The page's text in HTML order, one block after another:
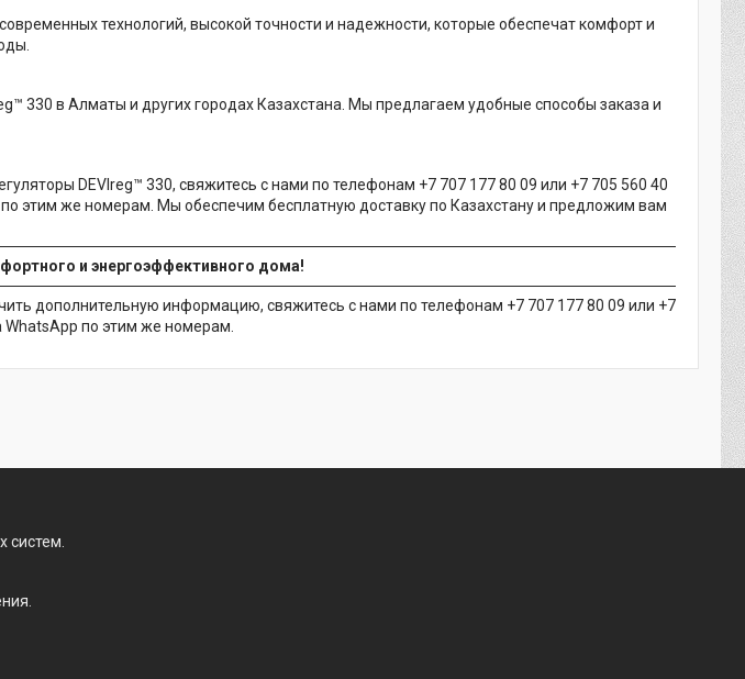
технологий, высокой точности и надежности, которые обеспечат комфорт и
330 в Алматы и других городах Казахстана. Мы предлагаем удобные способы заказа и
DEVIreg™ 330, свяжитесь с нами по телефонам +7 707 177 80 09 или +7 705 560 40
этим же номерам. Мы обеспечим бесплатную доставку по Казахстану и предложим вам
и энергоэффективного дома!
дополнительную информацию, свяжитесь с нами по телефонам +7 707 177 80 09 или +7
по этим же номерам.